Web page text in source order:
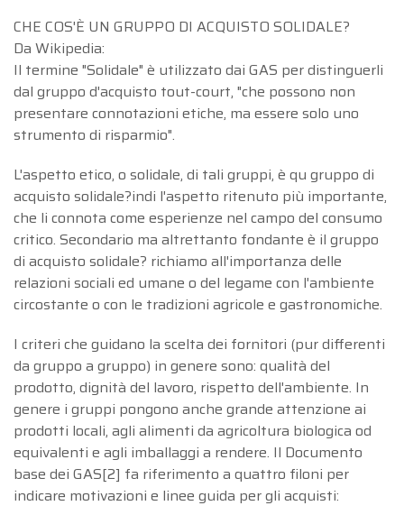
Choose view
Map view
Satellite
Terrain
Traffic conditions
Public transport
Show traffic incidents
CHE COS'È UN GRUPPO DI ACQUISTO SOLIDALE?
Da Wikipedia:
Il termine "Solidale" è utilizzato dai GAS per distinguerli
dal gruppo d'acquisto tout-court, "che possono non
presentare connotazioni etiche, ma essere solo uno
strumento di risparmio".
L'aspetto etico, o solidale, di tali gruppi, è qu gruppo di
acquisto solidale?indi l'aspetto ritenuto più importante,
che li connota come esperienze nel campo del consumo
critico. Secondario ma altrettanto fondante è il gruppo
di acquisto solidale? richiamo all'importanza delle
relazioni sociali ed umane o del legame con l'ambiente
circostante o con le tradizioni agricole e gastronomiche.
I criteri che guidano la scelta dei fornitori (pur differenti
da gruppo a gruppo) in genere sono: qualità del
prodotto, dignità del lavoro, rispetto dell'ambiente. In
genere i gruppi pongono anche grande attenzione ai
prodotti locali, agli alimenti da agricoltura biologica od
equivalenti e agli imballaggi a rendere. Il Documento
base dei GAS[2] fa riferimento a quattro filoni per
indicare motivazioni e linee guida per gli acquisti: